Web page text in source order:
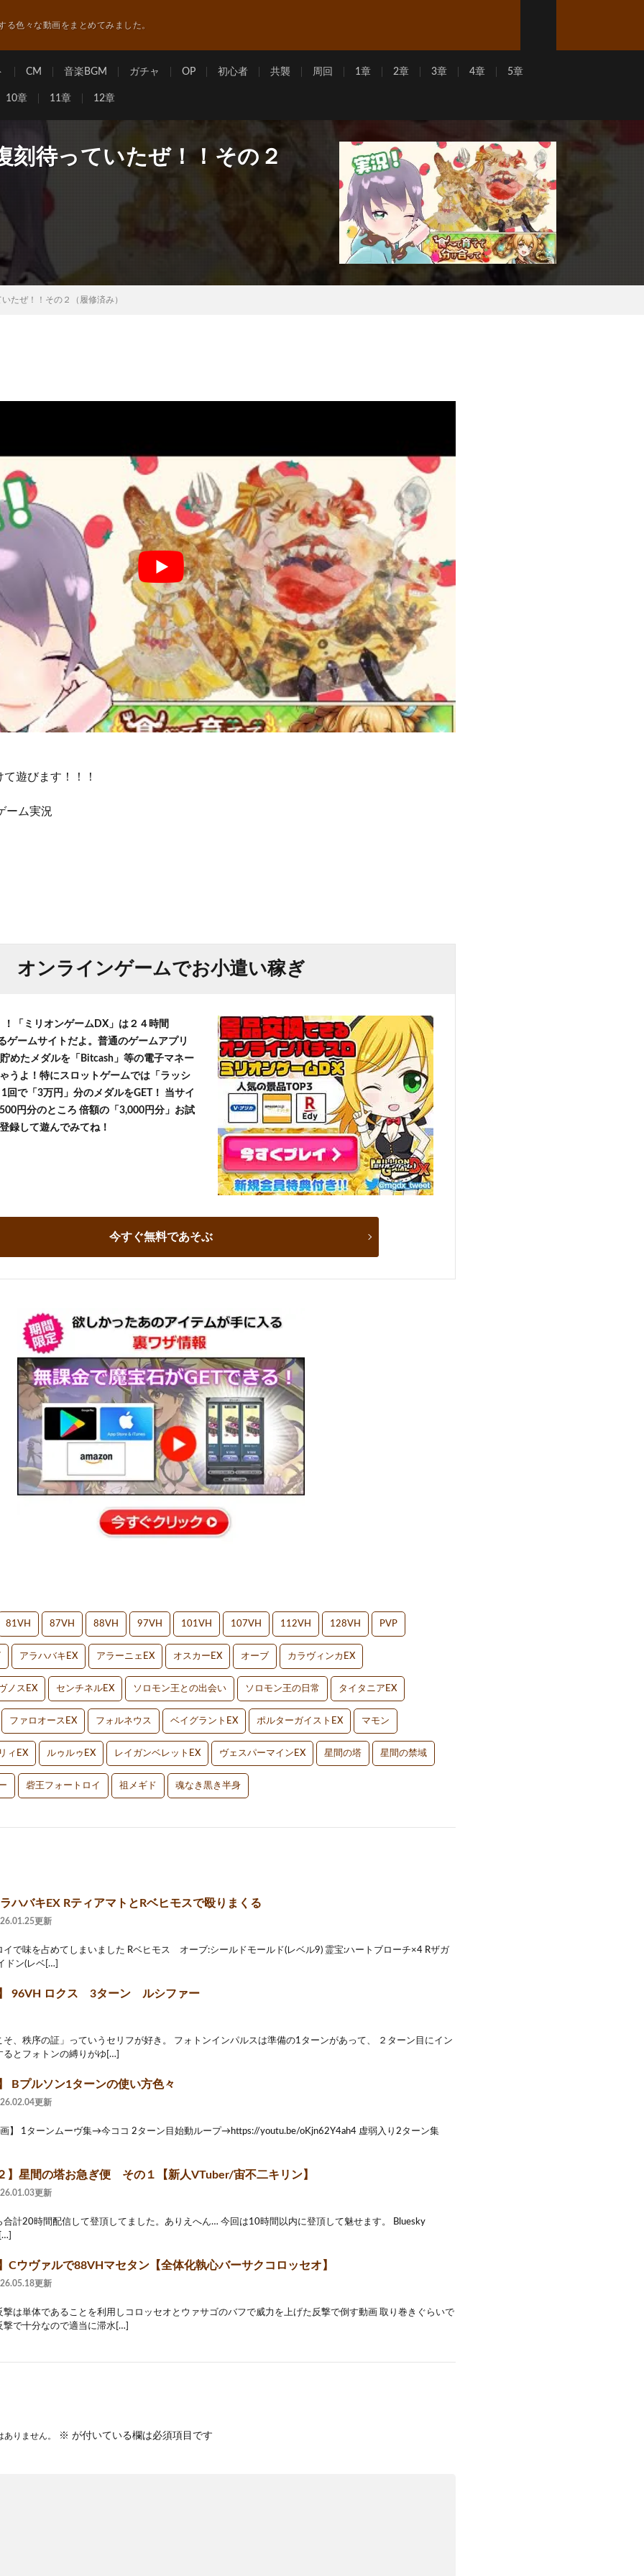
る色々な動画をまとめてみました。
CM 音楽BGM ガチャ OP 初心者 共襲 周回 1章 2章 3章 4章 5章
10章 11章 12章
刻待っていたぜ！！その２
たぜ！！その２（履修済み）
遊びます！！！
ム実況
オンラインゲームでお小遣い稼ぎ
！「ミリオンゲームDX」は２４時間
ゲームサイトだよ。普通のゲームアプリ
めたメダルを「Bitcash」等の電子マネー
うよ！特にスロットゲームでは「ラッシ
回で「3万円」分のメダルをGET！ 当サイ
円分のところ 倍額の「3,000円分」お試
録して遊んでみてね！
今すぐ無料であそぶ
81VH 87VH 88VH 97VH 101VH 107VH 112VH 128VH PVP
アラハバキEX アラーニェEX オスカーEX オーブ カラヴィンカEX
ノスEX センチネルEX ソロモン王との出会い ソロモン王の日常 タイタニアEX
ファロオースEX フォルネウス ベイグラントEX ポルターガイストEX マモン
ィEX ルゥルゥEX レイガンベレットEX ヴェスパーマインEX 星間の塔 星間の禁域
砦王フォートロイ 祖メギド 魂なき黒き半身
ハバキEX RティアマトとRベヒモスで殴りまくる
更新
イで味を占めてしまいました Rベヒモス オーブ:シールドモールド(レベル9) 霊宝:ハートブローチ×4 Rザガ
ン(レベ[…]
96VH ロクス 3ターン ルシファー
そ、秩序の証」っていうセリフが好き。 フォトンインパルスは準備の1ターンがあって、 ２ターン目にイン
るとフォトンの縛りがゆ[…]
Bプルソン1ターンの使い方色々
更新
】 1ターンムーヴ集→今ココ 2ターン目始動ループ→https://youtu.be/oKjn62Y4ah4 虚弱入り2ターン集
】星間の塔お急ぎ便 その１【新人VTuber/宙不二キリン】
更新
合計20時間配信して登頂してました。ありえへん… 今回は10時間以内に登頂して魅せます。 Bluesky
Cウヴァルで88VHマセタン【全体化執心バーサクコロッセオ】
更新
撃は単体であることを利用しコロッセオとウァサゴのバフで威力を上げた反撃で倒す動画 取り巻きぐらいで
撃で十分なので適当に滞水[…]
りません。 ※ が付いている欄は必須項目です